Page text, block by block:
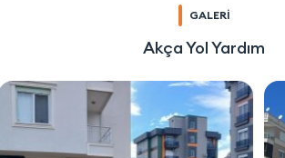
GALERİ
Akça Yol Yardım